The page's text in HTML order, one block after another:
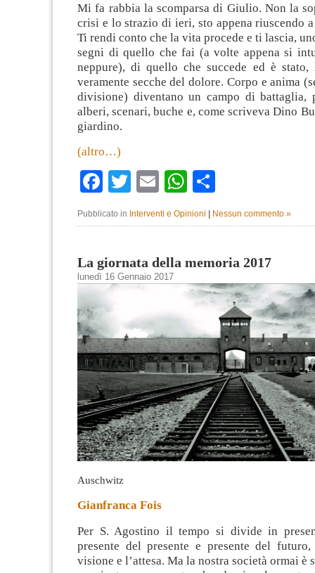
Mi fa rabbia la scomparsa di Giulio. Non la
crisi e lo strazio di ieri, sto appena riuscendo
Ti rendi conto che la vita procede e ti lascia,
segni di quello che fai (a volte appena si
neppure), di quello che succede ed è
veramente secche del dolore. Corpo e anima
divisione) diventano un campo di battaglia,
alberi, scenari, buche e, come scriveva Dino
giardino.
(altro…)
Facebook
TwitterEmailWhatsApp
Pubblicato in Interventi e Opinioni Nessun commento »
La giornata della memoria 2017
lunedì 16 Gennaio 2017
Auschwitz
Gianfranca Fois
Per S. Agostino il tempo si divide in
presente del presente e presente del
visione e l’attesa. Ma la nostra società ormai è